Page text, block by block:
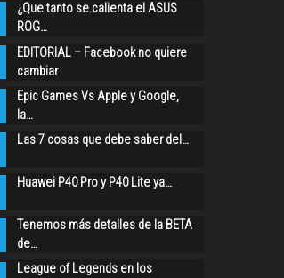
¿Que tanto se calienta el ASUS
ROG…
EDITORIAL – Facebook no quiere
cambiar
Epic Games Vs Apple y Google,
la…
Las 7 cosas que debe saber del…
Huawei P40 Pro y P40 Lite ya…
Tenemos más detalles de la BETA
de…
League of Legends en los